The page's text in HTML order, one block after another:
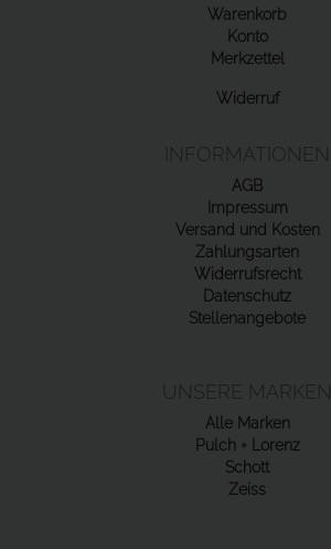
Warenkorb
Konto
Merkzettel
Widerruf
INFORMATIONEN
AGB
Impressum
Versand und Kosten
Zahlungsarten
Widerrufsrecht
Datenschutz
Stellenangebote
UNSERE MARKEN
Alle Marken
Pulch + Lorenz
Schott
Zeiss